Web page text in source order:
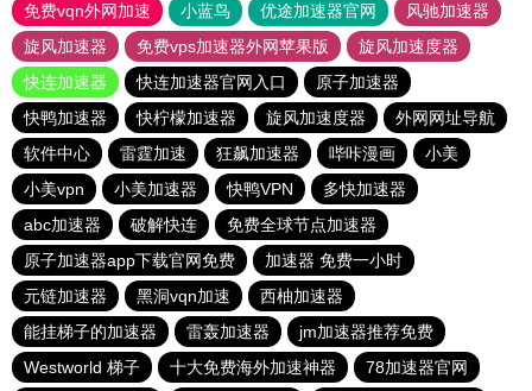
免费vqn外网加速
小蓝鸟 优途加速器官网
风驰加速器
旋风加速器
免费vps加速器外网苹果版
旋风加速度器
快连加速器
快连加速器官网入口
原子加速器
快鸭加速器
快柠檬加速器 旋风加速度器
外网网址导航
软件中心
雷霆加速 狂飙加速器 哔咔漫画
小美
小美vpn
小美加速器 快鸭VPN
多快加速器
abc加速器
破解快连
免费全球节点加速器
原子加速器app下载官网免费
加速器 免费一小时
元链加速器
黑洞vqn加速
西柚加速器
能挂梯子的加速器
雷轰加速器
jm加速器推荐免费
Westworld 梯子
十大免费海外加速神器 78加速器官网